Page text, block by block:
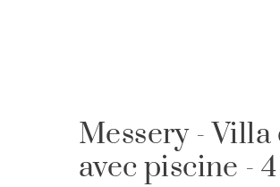
Messery - Villa
avec piscine -